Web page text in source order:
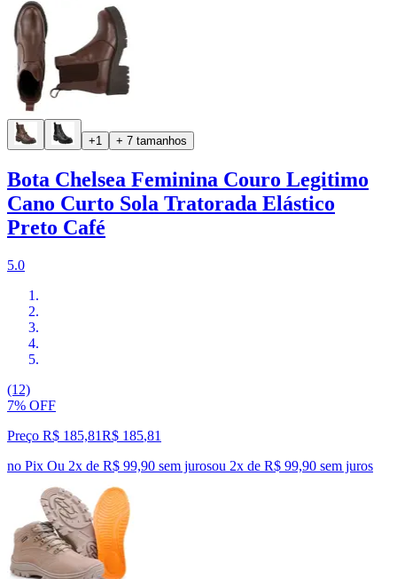
+1 + 7 tamanhos
Bota Chelsea Feminina Couro Legitimo
Cano Curto Sola Tratorada Elástico
Preto Café
5.0
(12)
7% OFF
Preço R$ 185,81R$ 185,81
no Pix Ou 2x de R$ 99,90 sem jurosou 2x de R$ 99,90 sem juros